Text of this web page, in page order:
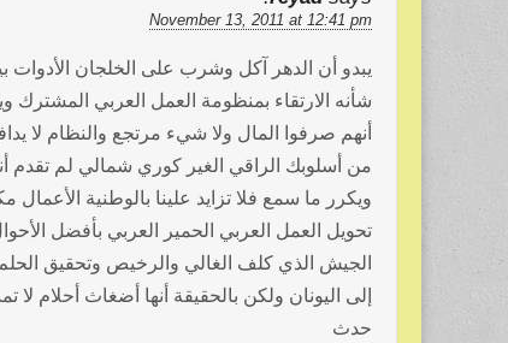
November 13, 2011 at 12:41 pm
يبدو أن الدهر آكل وشرب على الخلجان الأدوات
شأنه الارتقاء بمنظومة العمل العربي
أنهم صرفوا المال ولا شيء مرتجع والنظام لا
من أسلوبك الراقي الغير كوري شمالي لم
ويكرر ما سمع فلا تزايد علينا بالوطنية
تحويل العمل العربي الحمير العربي بأفضل
الجيش الذي كلف الغالي والرخيص وتحقيق
إلى اليونان ولكن بالحقيقة أنها أضغاث أحلام
حدث